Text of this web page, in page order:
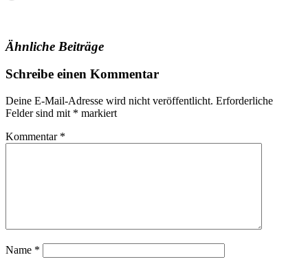
Ähnliche Beiträge
Schreibe einen Kommentar
Deine E-Mail-Adresse wird nicht veröffentlicht. Erforderliche
Felder sind mit * markiert
Kommentar *
Name *